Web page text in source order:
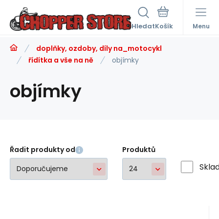
Hledat Menu
doplňky, ozdoby, díly na_motocykl
řídítka a vše na ně
objímky
objímky
Řadit produkty od Produktů